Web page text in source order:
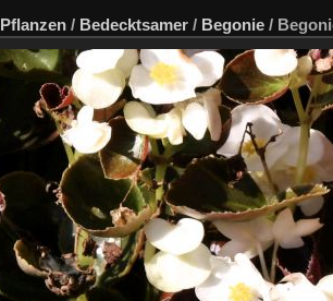
Pflanzen / Bedecktsamer / Begonie /